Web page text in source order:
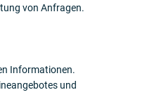
von Anfragen.
Informationen.
und